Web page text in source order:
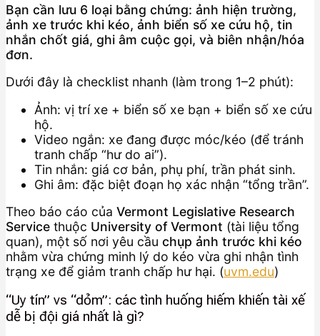
Bạn cần lưu 6 loại bằng chứng: ảnh hiện trường,
ảnh xe trước khi kéo, ảnh biển số xe cứu hộ, tin
nhắn chốt giá, ghi âm cuộc gọi, và biên nhận/hóa
đơn.
Dưới đây là checklist nhanh (làm trong 1–2 phút):
Ảnh: vị trí xe + biển số xe bạn + biển số xe cứu
hộ.
Video ngắn: xe đang được móc/kéo (để tránh
tranh chấp “hư do ai”).
Tin nhắn: giá cơ bản, phụ phí, trần phát sinh.
Ghi âm: đặc biệt đoạn họ xác nhận “tổng trần”.
Theo báo cáo của Vermont Legislative Research
Service thuộc University of Vermont (tài liệu tổng
quan), một số nơi yêu cầu chụp ảnh trước khi kéo
nhằm vừa chứng minh lý do kéo vừa ghi nhận tình
trạng xe để giảm tranh chấp hư hại. (uvm.edu)
“Uy tín” vs “dỏm”: các tình huống hiếm khiến tài xế
dễ bị đội giá nhất là gì?